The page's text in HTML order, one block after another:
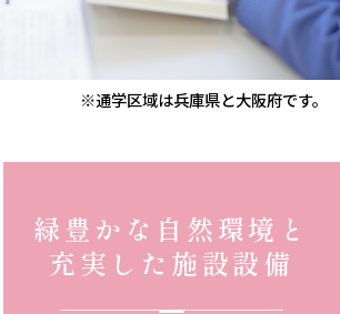
※通学区域は兵庫県と大阪府です。
緑豊かな自然環境と
充実した施設設備